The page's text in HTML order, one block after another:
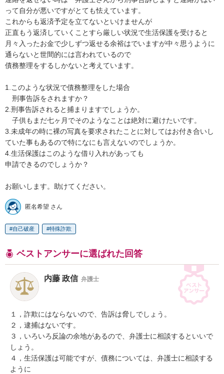
って自分が悪いですがとても怯えています。
これからも返済予定を立てないといけませんが
正直もう返済していくことすら厳しい状況で生活保護を受けると
月々入ったお金で少しずつ返せる余裕はでいますが中々思うように
通らないと世間的には言われているので
債務整理をするしかないと考えています。
1.このような状況で債務整理をした場合
刑事告訴をされますか？
2.刑事告訴されると捕まりますでしょうか。
子供もまだ七ヶ月でそのようなことは絶対に避けたいです。
3.未成年の時に裸の写真を要求されたことに対してはお付き合いし
ていた事もあるので特になにも言えないのでしょうか。
4.生活保護はこのような借り入れがあっても
申請できるのでしょうか？
お願いします。助けてください。
匿名希望 さん
自己破産 特殊詐欺
ベストアンサーに選ばれた回答
内藤 政信 弁護士
１，詐欺にはならないので、告訴は脅しでしょう。
２，逮捕はないです。
３，いろいろ反論の余地があるので、弁護士に相談するといいで
しょう。
４，生活保護は可能ですが、債務については、弁護士に相談する
ように